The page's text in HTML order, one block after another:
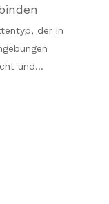
der in
und
schwere